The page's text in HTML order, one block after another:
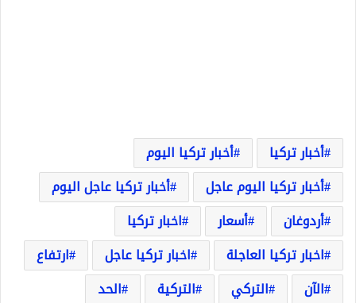
أخبار تركيا
أخبار تركيا اليوم
أخبار تركيا اليوم عاجل
أخبار تركيا عاجل اليوم
أردوغان
أسعار
اخبار تركيا
اخبار تركيا العاجلة
اخبار تركيا عاجل
ارتفاع
الآن
التركي التركية
الحد